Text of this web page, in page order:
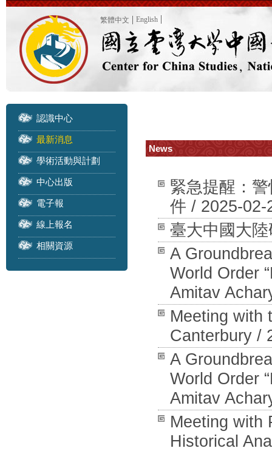
繁體中文 English
認識中心
最新消息
學術活動與計劃
中心出版
電子報
線上報名
相關資源
News
緊急提醒：
件 / 2025-02-
臺大中國大
A
World Order
Amitav
Meeting with
Canterbury /
A
World Order
Amitav
Meeting with
Historical